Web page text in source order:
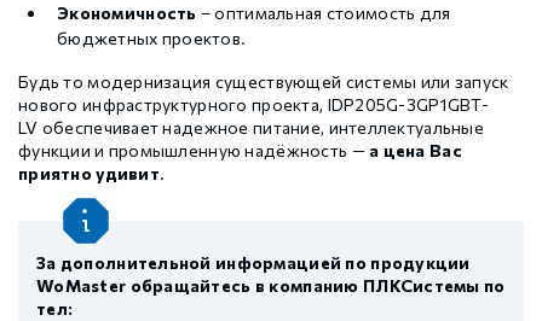
Экономичность – оптимальная стоимость для
бюджетных проектов.
Будь то модернизация существующей системы или запуск
нового инфраструктурного проекта, IDP205G-3GP1GBT-
LV обеспечивает надежное питание, интеллектуальные
функции и промышленную надёжность — а цена Вас
приятно удивит.
За дополнительной информацией по продукции
WoMaster обращайтесь в компанию ПЛКСистемы по
тел: